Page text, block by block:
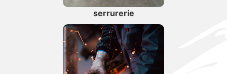
serrurerie